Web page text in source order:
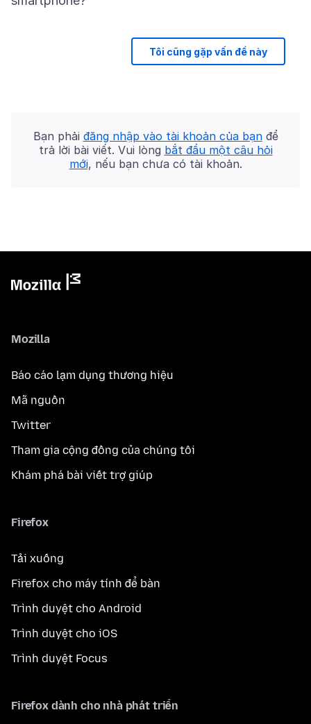
Tôi cũng gặp vấn đề này
Bạn phải đăng nhập vào tài khoản của bạnđể
trả lời bài viết. Vui lòng bắt đầu một câu hỏi
mới, nếu bạn chưa có tài khoản.
Mozilla
Báo cáo lạm dụng thương hiệu
Mã nguồn
Twitter
Tham gia cộng đồng của chúng tôi
Khám phá bài viết trợ giúp
Firefox
Tải xuống
Firefox cho máy tính để bàn
Trình duyệt cho Android
Trình duyệt cho iOS
Trình duyệt Focus
Firefox dành cho nhà phát triển